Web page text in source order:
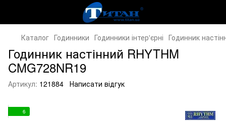
Каталог Годинники Годинники інтер'єрні Годинник
Годинник настінний RHYTHM
CMG728NR19
Артикул: 121884 Написати відгук
6